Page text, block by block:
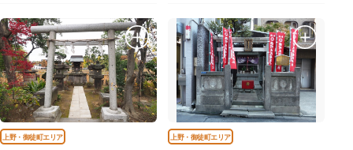
上野・御徒町エリア 上野・御徒町エリア